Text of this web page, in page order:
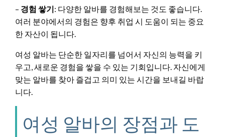
– 경험 쌓기: 다양한 알바를 경험해보는 것도 좋습니다.
여러 분야에서의 경험은 향후 취업 시 도움이 되는 중요
한 자산이 됩니다.
여성 알바는 단순한 일자리를 넘어서 자신의 능력을 키
우고, 새로운 경험을 쌓을 수 있는 기회입니다. 자신에게
맞는 알바를 찾아 즐겁고 의미 있는 시간을 보내길 바랍
니다.
여성 알바의 장점과 도